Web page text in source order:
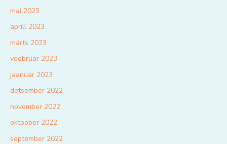
mai 2023
aprill 2023
märts 2023
veebruar 2023
jaanuar 2023
detsember 2022
november 2022
oktoober 2022
september 2022